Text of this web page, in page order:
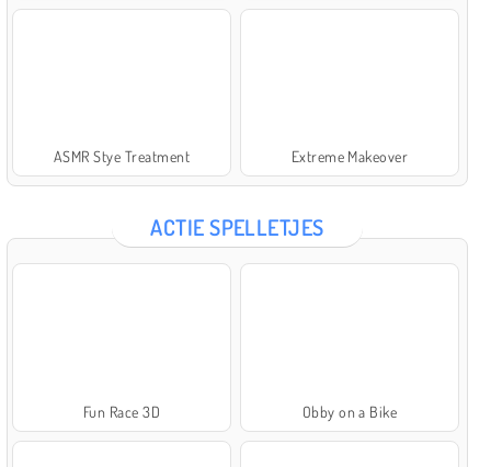
ASMR Stye Treatment Extreme Makeover
ACTIE SPELLETJES
Fun Race 3D Obby on a Bike